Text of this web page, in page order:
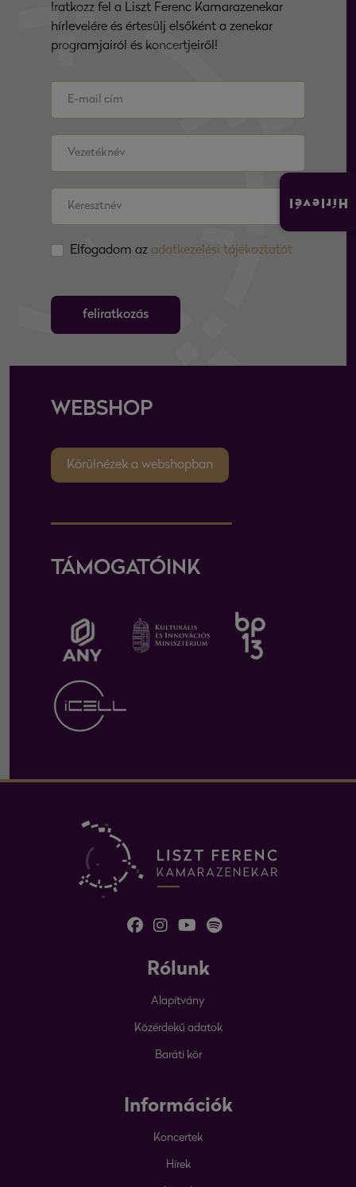
Iratkozz fel a Liszt Ferenc Kamarazenekar
hírlevelére és értesülj elsőként a zenekar
programjairól és koncertjeiről!
Elfogadom az adatkezelési tájékoztatót
feliratkozás
WEBSHOP
Körülnézek a webshopban
TÁMOGATÓINK
Hírlevél
Rólunk
Alapítvány
Közérdekű adatok
Baráti kör
Információk
Koncertek
Hírek